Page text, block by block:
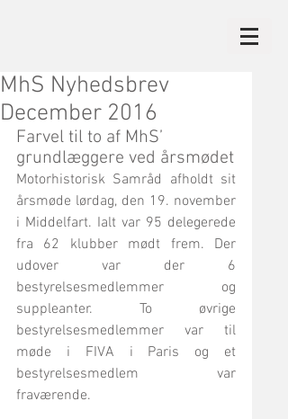
MhS Nyhedsbrev
December 2016
Farvel til to af MhS’
grundlæggere ved årsmødet
Motorhistorisk Samråd afholdt sit
årsmøde lørdag, den 19. november
i Middelfart. Ialt var 95 delegerede
fra 62 klubber mødt frem. Der
udover var der 6
bestyrelsesmedlemmer og
suppleanter. To øvrige
bestyrelsesmedlemmer var til
møde i FIVA i Paris og et
bestyrelsesmedlem var
fraværende.